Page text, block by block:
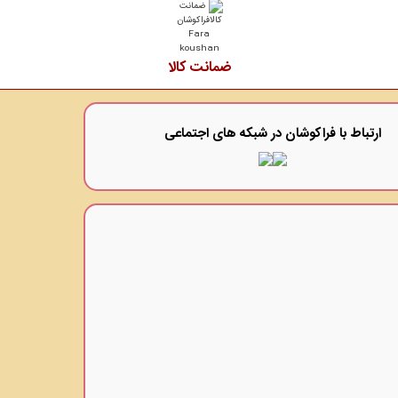
ضمانت کالا
ارتباط با فراکوشان در شبکه های اجتماعی